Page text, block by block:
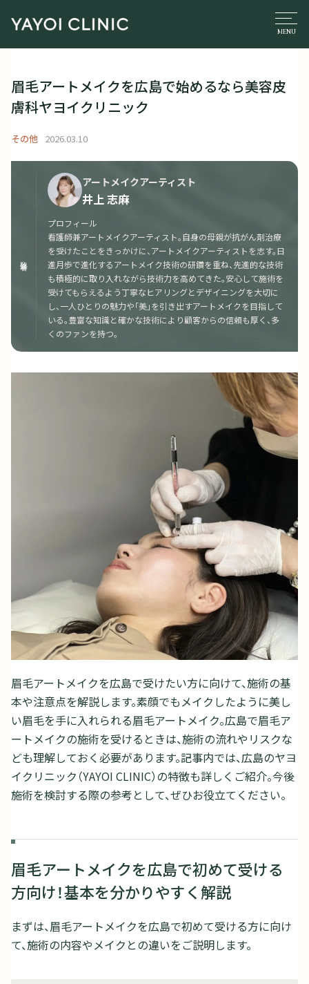
眉毛アートメイクを広島で始めるなら美容皮
膚科ヤヨイクリニック
その他 2026.03.10
アートメイクアーティスト
井上 志麻
プロフィール
看護師兼アートメイクアーティスト。自身の母親が抗がん剤治療
を受けたことをきっかけに、アートメイクアーティストを志す。日
進月歩で進化するアートメイク技術の研鑽を重ね、先進的な技術
も積極的に取り入れながら技術力を高めてきた。安心して施術を
受けてもらえるよう丁寧なヒアリングとデザイニングを大切に
し、一人ひとりの魅力や「美」を引き出すアートメイクを目指して
いる。豊富な知識と確かな技術により顧客からの信頼も厚く、多
くのファンを持つ。
眉毛アートメイクを広島で受けたい方に向けて、施術の基
本や注意点を解説します。素顔でもメイクしたように美し
い眉毛を手に入れられる眉毛アートメイク。広島で眉毛ア
ートメイクの施術を受けるときは、施術の流れやリスクな
ども理解しておく必要があります。記事内では、広島のヤヨ
イクリニック（YAYOI CLINIC）の特徴も詳しくご紹介。今後
施術を検討する際の参考として、ぜひお役立てください。
眉毛アートメイクを広島で初めて受ける
方向け！基本を分かりやすく解説
まずは、眉毛アートメイクを広島で初めて受ける方に向け
て、施術の内容やメイクとの違いをご説明します。